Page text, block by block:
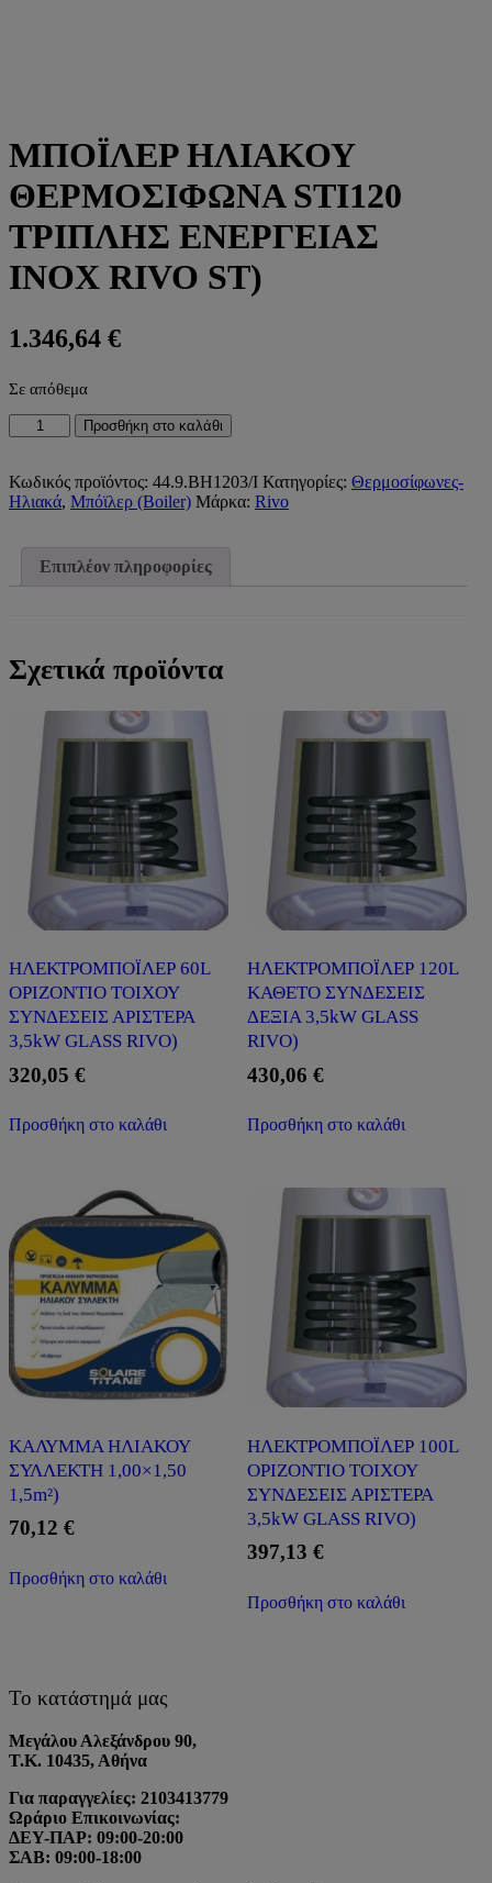
ΜΠΟΪΛΕΡ ΗΛΙΑΚΟΥ
ΘΕΡΜΟΣΙΦΩΝΑ STI120
ΤΡΙΠΛΗΣ ΕΝΕΡΓΕΙΑΣ
INOX RIVO ST)
1.346,64 €
Σε απόθεμα
ΜΠΟΪΛΕΡ
ΗΛΙΑΚΟΥ
STI120
ΤΡΙΠΛΗΣ
RIVO
ST)
Προσθήκη στο καλάθι
Κωδικός προϊόντος: 44.9.ΒΗ1203/Ι Κατηγορίες: Θερμοσίφωνες-
Ηλιακά, Μπόϊλερ (Boiler) Μάρκα: Rivo
Επιπλέον πληροφορίες
Σχετικά προϊόντα
ΗΛΕΚΤΡΟΜΠΟΪΛΕΡ 60L
ΟΡΙΖΟΝΤΙΟ ΤΟΙΧΟΥ
ΣΥΝΔΕΣΕΙΣ ΑΡΙΣΤΕΡΑ
3,5kW GLASS RIVO)
320,05 €
Προσθήκη στο καλάθι
ΗΛΕΚΤΡΟΜΠΟΪΛΕΡ 120L
ΚΑΘΕΤΟ ΣΥΝΔΕΣΕΙΣ
ΔΕΞΙΑ 3,5kW GLASS
RIVO)
430,06 €
Προσθήκη στο καλάθι
ΚΑΛΥΜΜΑ ΗΛΙΑΚΟΥ
ΣΥΛΛΕΚΤΗ 1,00×1,50
1,5m²)
70,12 €
Προσθήκη στο καλάθι
ΗΛΕΚΤΡΟΜΠΟΪΛΕΡ 100L
ΟΡΙΖΟΝΤΙΟ ΤΟΙΧΟΥ
ΣΥΝΔΕΣΕΙΣ ΑΡΙΣΤΕΡΑ
3,5kW GLASS RIVO)
397,13 €
Προσθήκη στο καλάθι
Το κατάστημά μας
Μεγάλου Αλεξάνδρου 90,
Τ.Κ. 10435, Αθήνα
Για παραγγελίες: 2103413779
Ωράριο Επικοινωνίας:
ΔΕΥ-ΠΑΡ: 09:00-20:00
ΣΑΒ: 09:00-18:00